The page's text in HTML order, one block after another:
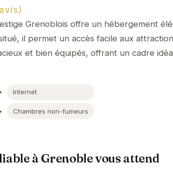
Grenoblois offre un hébergement
il permet un accès facile aux
et bien équipés, offrant un cadre
Internet
Chambres non-fumeurs
à Grenoble vous attend